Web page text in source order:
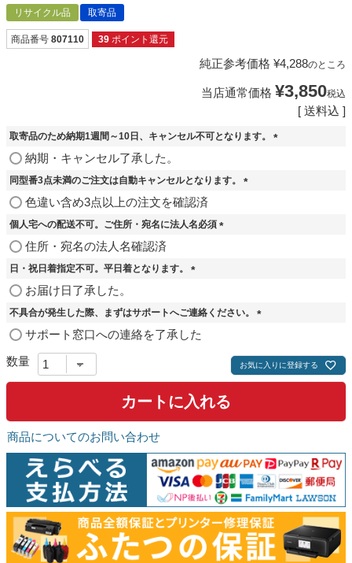
リサイクル品 取寄品
商品番号 807110 39 ポイント還元
純正参考価格 ¥4,288のところ
当店通常価格 ¥3,850税込
送料込
取寄品のため納期1週間～10日、キャンセル不可となります。
納期・キャンセル了承した。
同型番3点未満のご注文は自動キャンセルとなります。
色違い含め3点以上の注文を確認済
個人宅への配送不可。ご住所・宛名に法人名必須
住所・宛名の法人名確認済
日・祝日着指定不可。平日着となります。
須
)
お届け日了承した。
不具合が発生した際、まずはサポートへご連絡ください。
須
)
サポート窓口への連絡を了承した
お気に入りに登録する
カートに入れる
商品についてのお問い合わせ